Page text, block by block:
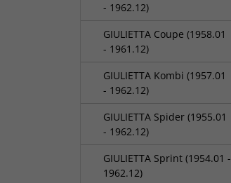
- 1962.12)
GIULIETTA Coupe (1958.01
- 1961.12)
GIULIETTA Kombi (1957.01
- 1962.12)
GIULIETTA Spider (1955.01
- 1962.12)
GIULIETTA Sprint (1954.01 -
1962.12)